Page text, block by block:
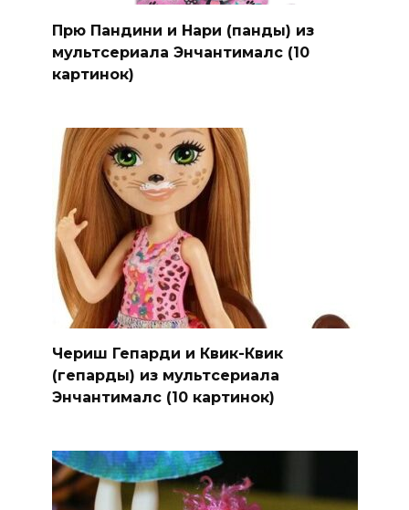
Прю Пандини и Нари (панды) из
мультсериала Энчантималс (10
картинок)
Чериш Гепарди и Квик-Квик
(гепарды) из мультсериала
Энчантималс (10 картинок)